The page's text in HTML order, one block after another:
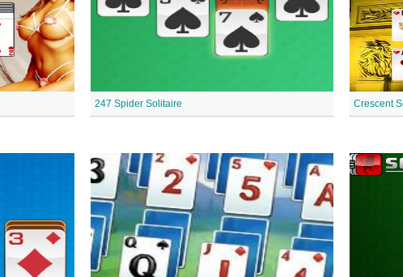
247 Spider Solitaire Crescent